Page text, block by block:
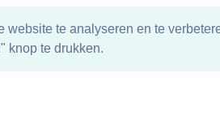
website te analyseren en te
knop te drukken.